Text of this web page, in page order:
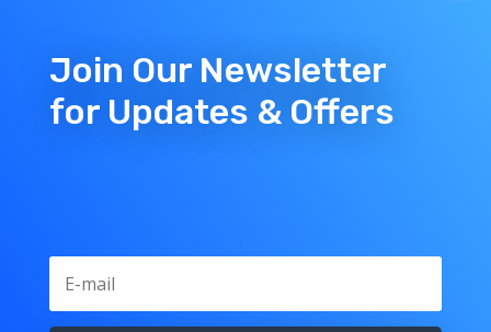
Join Our Newsletter
for Updates & Offers